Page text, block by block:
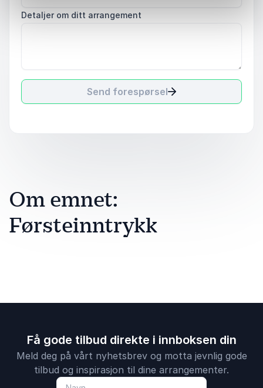
Detaljer om ditt arrangement
Send forespørsel
Om emnet:
Førsteinntrykk
Få gode tilbud direkte i innboksen din
Meld deg på vårt nyhetsbrev og motta jevnlig gode
tilbud og inspirasjon til dine arrangementer.